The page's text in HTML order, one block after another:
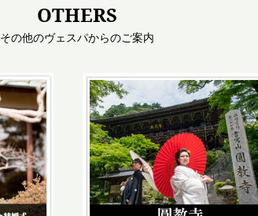
OTHERS
その他のヴェスパからのご案内